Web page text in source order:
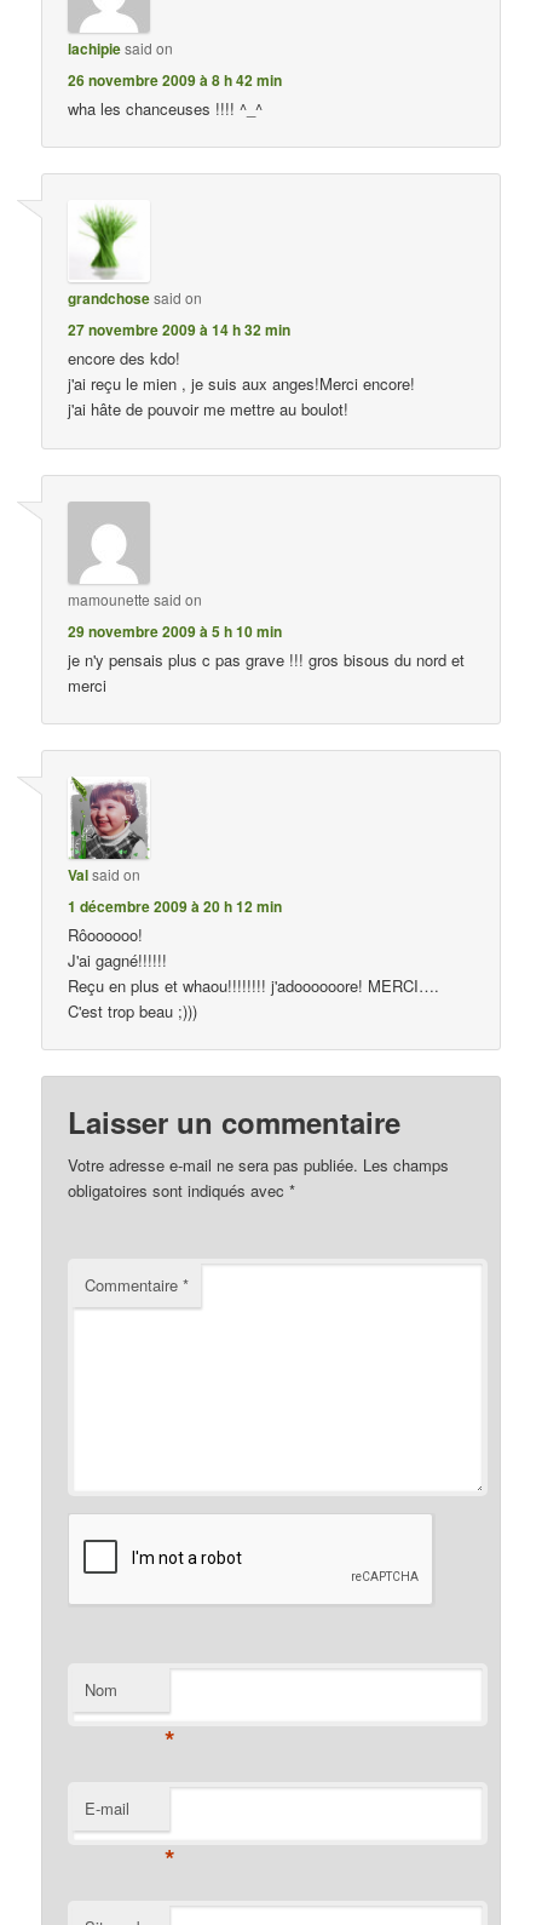
lachipiesaid on
26 novembre 2009 à 8 h 42 min
wha les chanceuses !!!! ^_^
grandchosesaid on
27 novembre 2009 à 14 h 32 min
encore des kdo!
j'ai reçu le mien , je suis aux anges!Merci encore!
j'ai hâte de pouvoir me mettre au boulot!
mamounette said on
29 novembre 2009 à 5 h 10 min
je n'y pensais plus c pas grave !!! gros bisous du nord et
merci
Valsaid on
1 décembre 2009 à 20 h 12 min
Rôoooooo!
J'ai gagné!!!!!!
Reçu en plus et whaou!!!!!!!! j'adoooooore! MERCI….
C'est trop beau ;)))
Laisser un commentaire
Votre adresse e-mail ne sera pas publiée. Les champs
obligatoires sont indiqués avec*
Commentaire*
Nom
*
E-mail
*